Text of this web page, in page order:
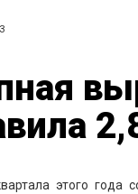
этого года